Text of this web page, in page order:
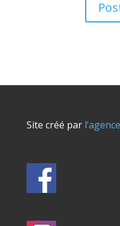
Site créé par